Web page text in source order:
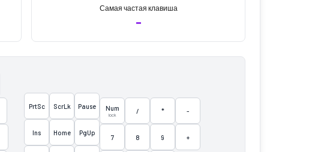
Самая частая клавиша
-
PrtSc ScrLk Pause
Ins Home PgUp
Num
lock / * -
7 8 9 +